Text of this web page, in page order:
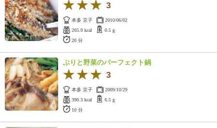
3
本多 京子
2010/06/02
205.9 kcal
0.5 g
20 分
ぶりと野菜のパーフェクト鍋
3
本多 京子
2009/10/29
390.3 kcal
6.5 g
10 分